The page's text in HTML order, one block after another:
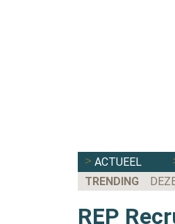
ACTUEEL
TRENDING
REP